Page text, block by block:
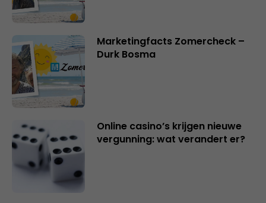
Marketingfacts Zomercheck –
Durk Bosma
Online casino’s krijgen nieuwe
vergunning: wat verandert er?